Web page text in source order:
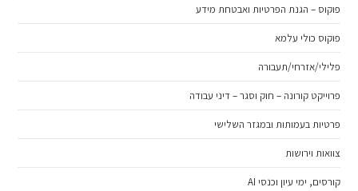
פוקוס – הגנת הפרטיות ואבטחת מידע
פוקוס כולי עלמא
פלילי/אזרחי/תעבורה
פרוייקט קורונה – חוק וסגר – דיני עבודה
פרטיות בעמותות ובמגזר השלישי
צוואות וירושות
קורסים, ימי עיון וכנסי AI